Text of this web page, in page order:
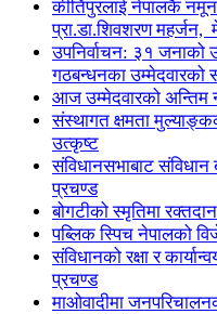
कीर्तिपुरलाई नेपालकै
प्रा.डा.शिवशरण महर्जन,
उपनिर्वाचन: ३१ जनाको
गठबन्धनका उम्मेदवारको
आज उम्मेदवारको अन्तिम
संस्थागत क्षमता
उत्कृष्ट
संविधानसभाबाट संविधान
प्रचण्ड
बोगटीको स्मृतिमा
पब्लिक स्पिच नेपालको
संविधानको रक्षा र
प्रचण्ड
माओवादीमा